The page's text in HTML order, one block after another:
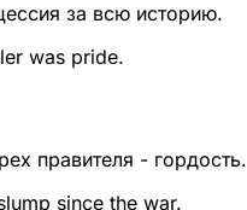
за всю историю.
was pride.
правителя - гордость.
since the war.